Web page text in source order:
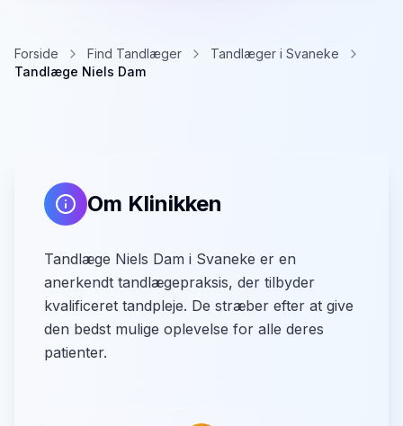
Forside Find Tandlæger
Tandlæger i Svaneke
Tandlæge Niels Dam
Om Klinikken
Tandlæge Niels Dam i Svaneke er en
anerkendt tandlægepraksis, der tilbyder
kvalificeret tandpleje. De stræber efter at give
den bedst mulige oplevelse for alle deres
patienter.